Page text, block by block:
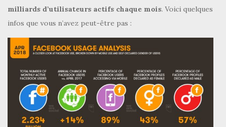
milliards d’utilisateurs actifs chaque mois. Voici quelques
infos que vous n’avez peut-être pas :